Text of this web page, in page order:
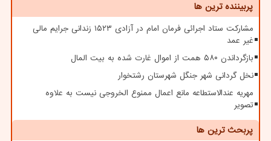
پربیننده ترین ها
مشارکت ستاد اجرائی فرمان امام در آزادی ۱۵۲۳ زندانی جرایم مالی
غیر عمد
بازگرداندن ۵۸۰ همت از اموال غارت شده به بیت المال
نخل گردانی شهر جنگل شهرستان رشتخوار
مهریه عندالاستطاعه مانع اعمال ممنوع الخروجی نیست به علاوه
تصویر
پربحث ترین ها